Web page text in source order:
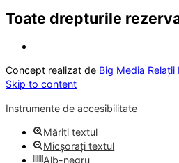
Toate drepturile
Concept realizat de Big Media Relații
Skip to content
Instrumente de accesibilitate
Măriți textul
Micșorați textul
Alb-negru